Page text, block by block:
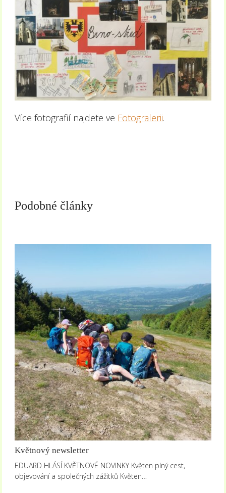
Více fotografií najdete ve Fotogralerii.
Podobné články
Květnový newsletter
EDUARD HLÁSÍ KVĚTNOVÉ NOVINKY Květen plný cest,
objevování a společných zážitků Květen…